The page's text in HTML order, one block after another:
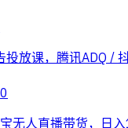
投放课，腾讯ADQ /
0
无人直播带货，日入